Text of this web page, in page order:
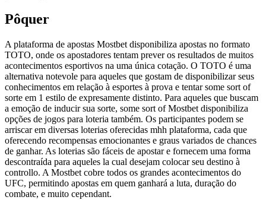
Pôquer
A plataforma de apostas Mostbet disponibiliza apostas no formato
TOTO, onde os apostadores tentam prever os resultados de muitos
acontecimentos esportivos na uma única cotação. O TOTO é uma
alternativa notevole para aqueles que gostam de disponibilizar seus
conhecimentos em relação à esportes à prova e tentar some sort of
sorte em 1 estilo de expresamente distinto. Para aqueles que buscam
a emoção de inducir sua sorte, some sort of Mostbet disponibiliza
opções de jogos para loteria também. Os participantes podem se
arriscar em diversas loterias oferecidas mhh plataforma, cada que
oferecendo recompensas emocionantes e graus variados de chances
de ganhar. As loterias são fáceis de apostar e fornecem uma forma
descontraída para aqueles la cual desejam colocar seu destino à
controllo. A Mostbet cobre todos os grandes acontecimentos do
UFC, permitindo apostas em quem ganhará a luta, duração do
combate, e muito cependant.